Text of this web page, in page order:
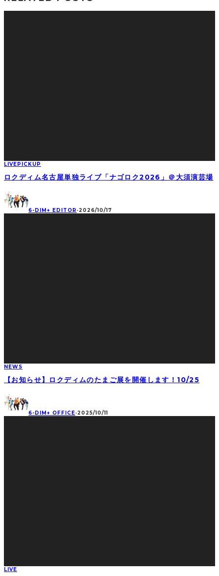
LIVEPICKUP
ロクディム名古屋単独ライブ「ナゴロク2026」＠大須演芸場
6-DIM+ EDITOR ·2026/10/17
NEWS
【お知らせ】ロクディムのたまご展を開催します！10/25
6-DIM+ OFFICE·2025/10/11
LIVE